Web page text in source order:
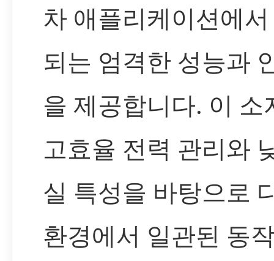
차 애플리케이션에
되는 엄격한 성능과
을 제공합니다. 이 소
고효율 전력 관리와
실 특성을 바탕으로
환경에서 일관된 동